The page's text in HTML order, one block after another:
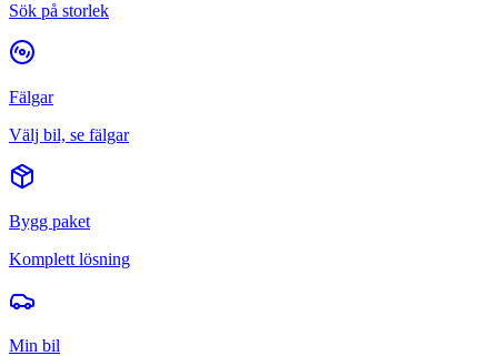
Sök på storlek
Fälgar
Välj bil, se fälgar
Bygg paket
Komplett lösning
Min bil